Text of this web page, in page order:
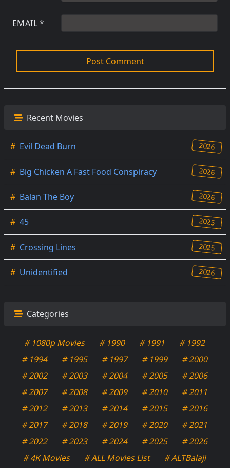
EMAIL*
Recent Movies
# Evil Dead Burn 2026
# Big Chicken A Fast Food Conspiracy 2026
# Balan The Boy 2026
# 45 2025
# Crossing Lines 2025
# Unidentified 2026
Categories
# 1080p Movies # 1990 # 1991
# 1992
# 1994
# 1995 # 1997 # 1999
# 2000
# 2002
# 2003 # 2004 # 2005
# 2006
# 2007
# 2008 # 2009 # 2010
# 2011
# 2012
# 2013 # 2014 # 2015
# 2016
# 2017
# 2018 # 2019 # 2020
# 2021
# 2022
# 2023 # 2024 # 2025
# 2026
# 4K Movies
# ALL Movies List
# ALTBalaji